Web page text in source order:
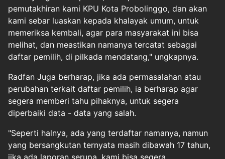
pemutakhiran kami KPU Kota Probolinggo, dan akan
kami sebar luaskan kepada khalayak umum, untuk
memeriksa kembali, agar para masyarakat ini bisa
melihat, dan meastikan namanya tercatat sebagai
daftar pemilih, di pilkada mendatang," ungkapnya.
Radfan Juga berharap, jika ada permasalahan atau
perubahan terkait daftar pemilih, ia berharap agar
segera memberi tahu pihaknya, untuk segera
diperbaiki data - data yang salah.
"Seperti halnya, ada yang terdaftar namanya, namun
yang bersangkutan ternyata masih dibawah 17 tahun,